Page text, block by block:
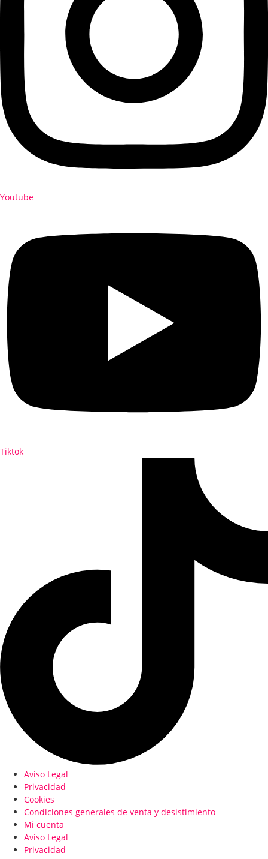
Youtube
Tiktok
Aviso Legal
Privacidad
Cookies
Condiciones generales de venta y desistimiento
Mi cuenta
Aviso Legal
Privacidad